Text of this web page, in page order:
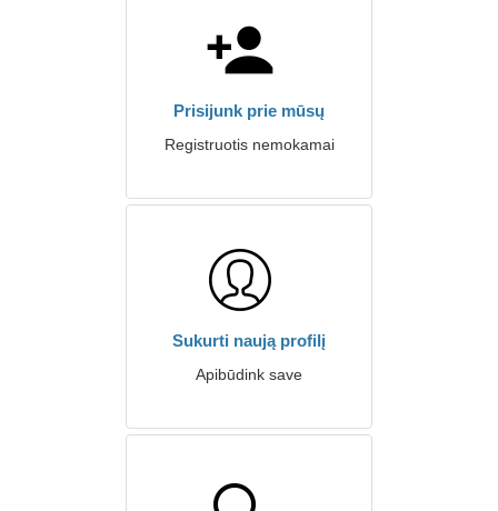
Prisijunk prie mūsų
Registruotis nemokamai
Sukurti naują profilį
Apibūdink save